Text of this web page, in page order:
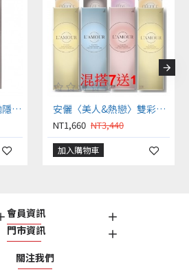
安儷〈美人〉雙彩日拋隱形眼鏡【10片裝】2盒 安儷〈美人&熱戀〉雙彩色日拋隱形眼鏡【10片裝】7盒送1盒共8盒
NT1,660 NT3,440
加入購物車
會員資訊
門市資訊
關注我們